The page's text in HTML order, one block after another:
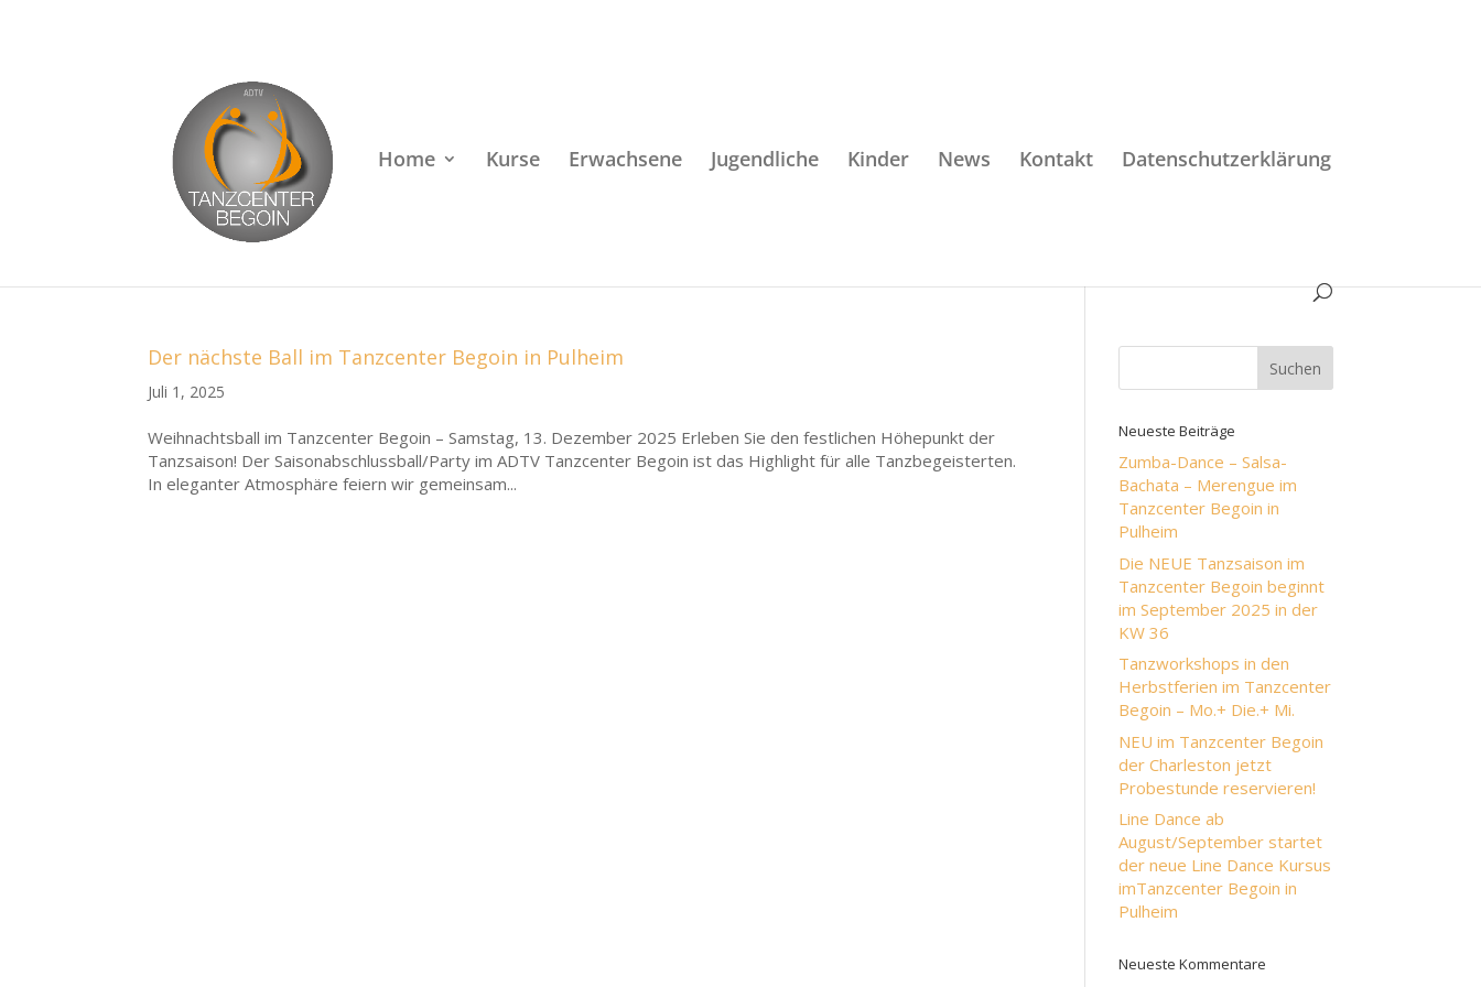
Home Kurse Erwachsene Jugendliche Kinder News Kontakt Datenschutzerklärung
Der nächste Ball im Tanzcenter Begoin in Pulheim
Juli 1, 2025
Weihnachtsball im Tanzcenter Begoin – Samstag, 13. Dezember 2025 Erleben Sie den festlichen Höhepunkt der
Tanzsaison! Der Saisonabschlussball/Party im ADTV Tanzcenter Begoin ist das Highlight für alle Tanzbegeisterten.
In eleganter Atmosphäre feiern wir gemeinsam...
Neueste Beiträge
Zumba-Dance – Salsa-
Bachata – Merengue im
Tanzcenter Begoin in
Pulheim
Die NEUE Tanzsaison im
Tanzcenter Begoin beginnt
im September 2025 in der
KW 36
Tanzworkshops in den
Herbstferien im Tanzcenter
Begoin – Mo.+ Die.+ Mi.
NEU im Tanzcenter Begoin
der Charleston jetzt
Probestunde reservieren!
Line Dance ab
August/September startet
der neue Line Dance Kursus
imTanzcenter Begoin in
Pulheim
Neueste Kommentare